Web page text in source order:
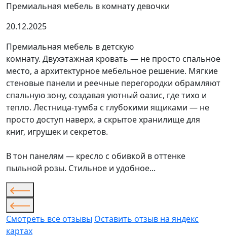
Премиальная мебель в комнату девочки
20.12.2025
Премиальная мебель в детскую
комнату. Двухэтажная кровать — не просто спальное
место, а архитектурное мебельное решение. Мягкие
стеновые панели и реечные перегородки обрамляют
спальную зону, создавая уютный оазис, где тихо и
тепло. Лестница-тумба с глубокими ящиками — не
просто доступ наверх, а скрытое хранилище для
книг, игрушек и секретов.
В тон панелям — кресло с обивкой в оттенке
пыльной розы. Стильное и удобное...
Смотреть все отзывы Оставить отзыв на яндекс
картах